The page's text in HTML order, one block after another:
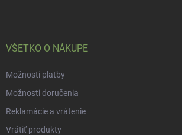
VŠETKO O NÁKUPE
Možnosti platby
Možnosti doručenia
Reklamácie a vrátenie
Vrátiť produkty